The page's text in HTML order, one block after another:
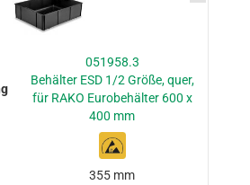
051958.3
Behälter ESD 1/2 Größe, quer,
für RAKO Eurobehälter 600 x
400 mm
355 mm